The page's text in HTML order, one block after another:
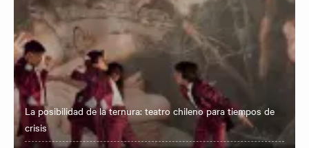
La posibilidad de la ternura: teatro chileno para tiempos de
crisis